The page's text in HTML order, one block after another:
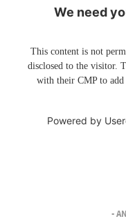
We need
This content is not
disclosed to the visitor.
with their CMP to
Powered by
-